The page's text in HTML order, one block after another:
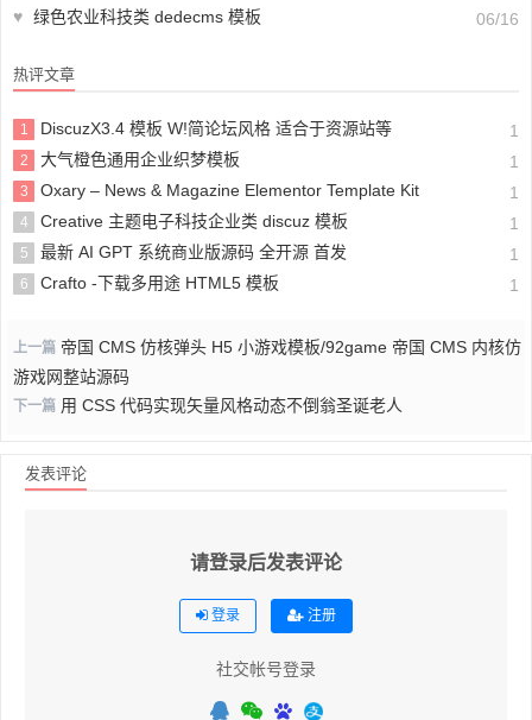
♥ 绿色农业科技类 dedecms 模板 06/16
热评文章
1 DiscuzX3.4 模板 W!简论坛风格 适合于资源站等 1
2 大气橙色通用企业织梦模板 1
3 Oxary – News & Magazine Elementor Template Kit 1
4 Creative 主题电子科技企业类 discuz 模板 1
5 最新 AI GPT 系统商业版源码 全开源 首发 1
6 Crafto -下载多用途 HTML5 模板 1
上一篇 帝国 CMS 仿核弹头 H5 小游戏模板/92game 帝国 CMS 内核仿
游戏网整站源码
下一篇 用 CSS 代码实现矢量风格动态不倒翁圣诞老人
发表评论
请登录后发表评论
登录 注册
社交帐号登录